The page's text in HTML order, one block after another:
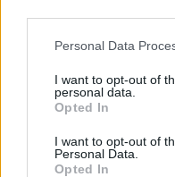
Personal Data
I want to opt-out of
personal data.
Opted In
I want to opt-out of
Personal Data.
Opted In
Χρόνια πολλά, καλά
θαλπωρή και πολλά
ανάγκη.